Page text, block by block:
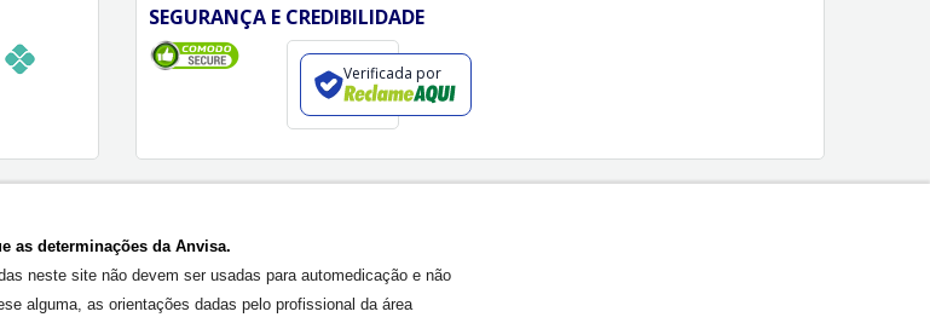
SEGURANÇA E CREDIBILIDADE
Verificada por
as determinações da Anvisa.
neste site não devem ser usadas para automedicação e não
alguma, as orientações dadas pelo profissional da área